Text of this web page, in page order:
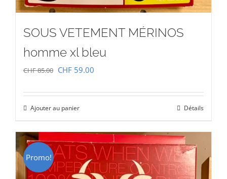
SOUS VETEMENT MÉRINOS
homme xl bleu
CHF85.00 Le
initial
était :
CHF 85.00.
CHF 59.00
actuel
CHF 59.00.
Ajouter au panier Détails
Promo!